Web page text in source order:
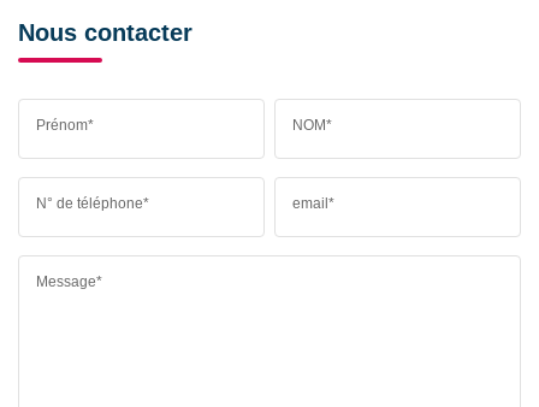
Nous contacter
Prénom* NOM*
N° de téléphone* email*
Message*